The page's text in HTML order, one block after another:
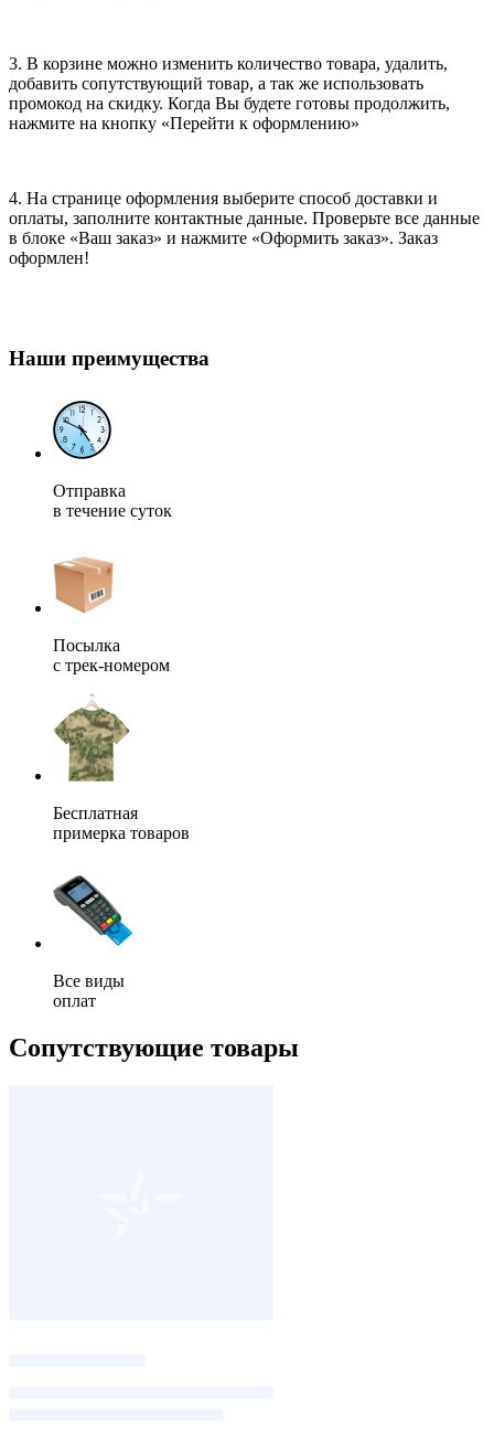
3. В корзине можно изменить количество товара, удалить,
добавить сопутствующий товар, а так же использовать
промокод на скидку. Когда Вы будете готовы продолжить,
нажмите на кнопку «Перейти к оформлению»
4. На странице оформления выберите способ доставки и
оплаты, заполните контактные данные. Проверьте все данные
в блоке «Ваш заказ» и нажмите «Оформить заказ». Заказ
оформлен!
Наши преимущества
Отправка
в течение суток
Посылка
с трек-номером
Бесплатная
примерка товаров
Все виды
оплат
Сопутствующие товары